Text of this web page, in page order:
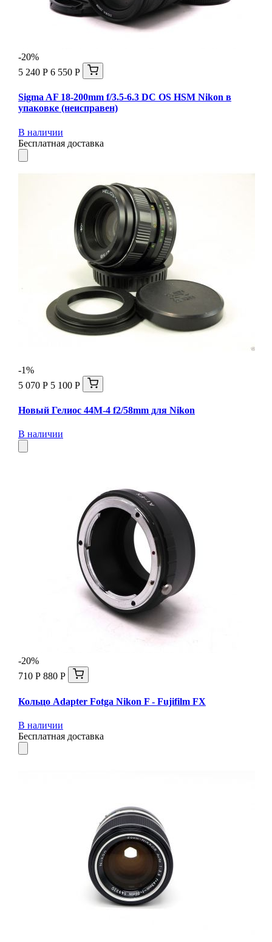
-20%
5 240 Р 6 550 Р
Sigma AF 18-200mm f/3.5-6.3 DC OS HSM Nikon в
упаковке (неисправен)
В наличии
Бесплатная доставка
-1%
5 070 Р 5 100 Р
Новый Гелиос 44М-4 f2/58mm для Nikon
В наличии
-20%
710 Р 880 Р
Кольцо Adapter Fotga Nikon F - Fujifilm FX
В наличии
Бесплатная доставка